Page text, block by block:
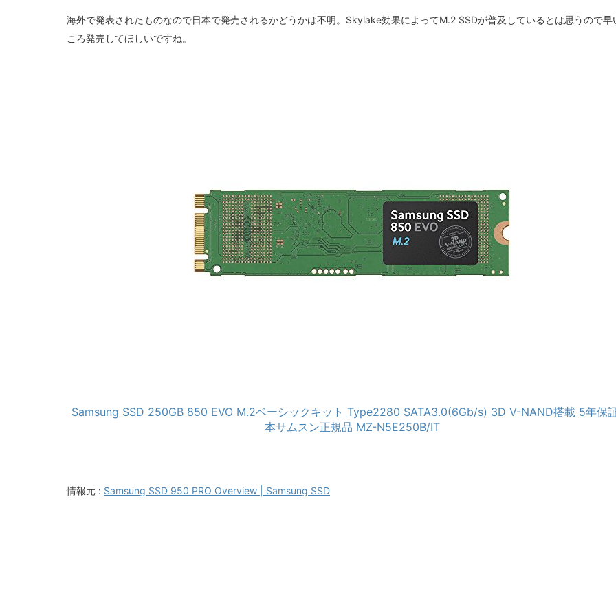
海外で発表されたものなので日本で発売されるかどうかは不明。Skylake効果によってM.2 SSDが普及しているとは思うので早
ころ発売してほしいですね。
Samsung SSD 250GB 850 EVO M.2ベーシックキット Type2280 SATA3.0(6Gb/s) 3D V-NAND搭載 5年保
本サムスン正規品 MZ-N5E250B/IT
情報元 : Samsung SSD 950 PRO Overview | Samsung SSD